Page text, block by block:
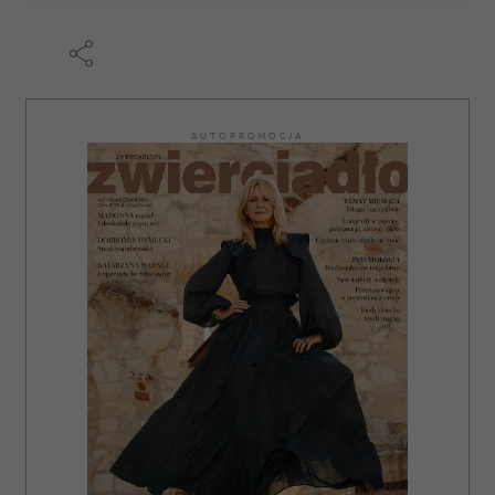
i reklam, aby oferować funkcje społecznościowe i
analizować ruch w naszej witrynie. Informacje o tym, jak
korzystasz z naszej witryny, udostępniamy partnerom
Partnerzy mogą połączyć te informacje z innymi danymi
otrzymanymi od Ciebie lub uzyskanymi podczas
korzystania z ich usług.
AUTOPROMOCJA